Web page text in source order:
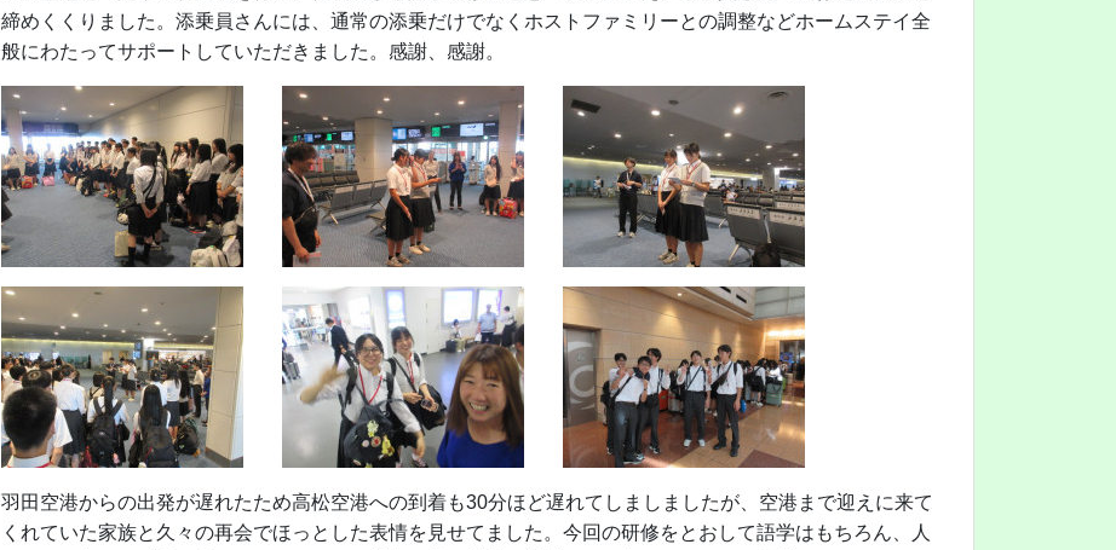
締めくくりました。添乗員さんには、通常の添乗だけでなくホストファミリーとの調整などホームステイ全
般にわたってサポートしていただきました。感謝、感謝。
羽田空港からの出発が遅れたため高松空港への到着も30分ほど遅れてしましましたが、空港まで迎えに来て
くれていた家族と久々の再会でほっとした表情を見せてました。今回の研修をとおして語学はもちろん、人